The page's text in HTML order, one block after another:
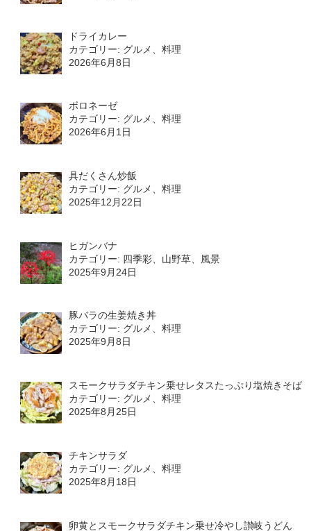
ドライカレー
カテゴリー: グルメ、料理
2026年6月8日
ボロネーゼ
カテゴリー: グルメ、料理
2026年6月1日
具だくさん炒飯
カテゴリー: グルメ、料理
2025年12月22日
ヒガンバナ
カテゴリー: 四季彩、山野草、風景
2025年9月24日
豚バラの生姜焼き丼
カテゴリー: グルメ、料理
2025年9月8日
スモークサラダチキン乗せレタスたっぷり塩焼きそば
カテゴリー: グルメ、料理
2025年8月25日
チキンサラダ
カテゴリー: グルメ、料理
2025年8月18日
卵黄とスモークサラダチキン乗せ冷やし讃岐うどん